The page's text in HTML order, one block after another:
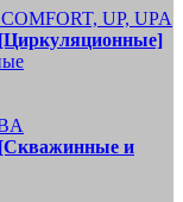
UP, UPA
[Циркуляционные]
[Скважинные и